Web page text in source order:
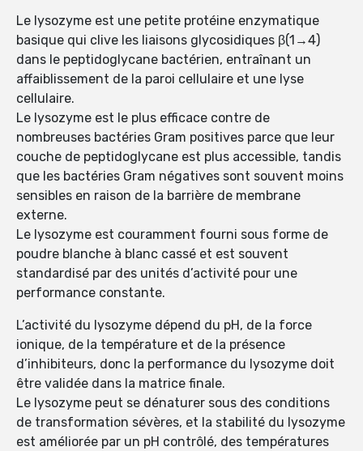
Le lysozyme est une petite protéine enzymatique
basique qui clive les liaisons glycosidiques β(1→4)
dans le peptidoglycane bactérien, entraînant un
affaiblissement de la paroi cellulaire et une lyse
cellulaire.
Le lysozyme est le plus efficace contre de
nombreuses bactéries Gram positives parce que leur
couche de peptidoglycane est plus accessible, tandis
que les bactéries Gram négatives sont souvent moins
sensibles en raison de la barrière de membrane
externe.
Le lysozyme est couramment fourni sous forme de
poudre blanche à blanc cassé et est souvent
standardisé par des unités d’activité pour une
performance constante.
L’activité du lysozyme dépend du pH, de la force
ionique, de la température et de la présence
d’inhibiteurs, donc la performance du lysozyme doit
être validée dans la matrice finale.
Le lysozyme peut se dénaturer sous des conditions
de transformation sévères, et la stabilité du lysozyme
est améliorée par un pH contrôlé, des températures